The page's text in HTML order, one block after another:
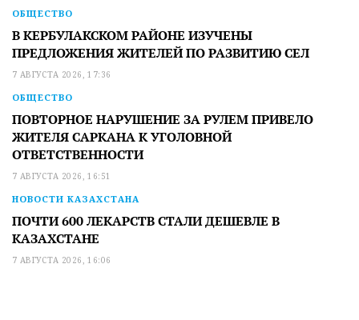
ОБЩЕСТВО
В КЕРБУЛАКСКОМ РАЙОНЕ ИЗУЧЕНЫ
ПРЕДЛОЖЕНИЯ ЖИТЕЛЕЙ ПО РАЗВИТИЮ СЕЛ
7 АВГУСТА 2026, 17:36
ОБЩЕСТВО
ПОВТОРНОЕ НАРУШЕНИЕ ЗА РУЛЕМ ПРИВЕЛО
ЖИТЕЛЯ САРКАНА К УГОЛОВНОЙ
ОТВЕТСТВЕННОСТИ
7 АВГУСТА 2026, 16:51
НОВОСТИ КАЗАХСТАНА
ПОЧТИ 600 ЛЕКАРСТВ СТАЛИ ДЕШЕВЛЕ В
КАЗАХСТАНЕ
7 АВГУСТА 2026, 16:06